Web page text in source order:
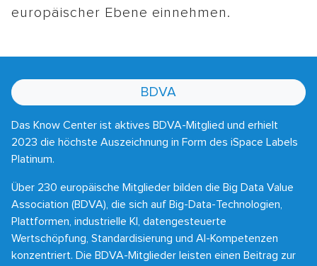
europäischer Ebene einnehmen.
BDVA
Das Know Center ist aktives BDVA-Mitglied und erhielt
2023 die höchste Auszeichnung in Form des iSpace Labels
Platinum.
Über 230 europäische Mitglieder bilden die Big Data Value
Association (BDVA), die sich auf Big-Data-Technologien,
Plattformen, industrielle KI, datengesteuerte
Wertschöpfung, Standardisierung und AI-Kompetenzen
konzentriert. Die BDVA-Mitglieder leisten einen Beitrag zur